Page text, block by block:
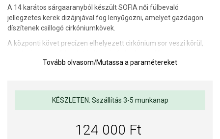
A 14 karátos sárgaaranyból készült SOFIA női fülbevaló
jellegzetes kerek dizájnjával fog lenyűgözni, amelyet gazdagon
díszítenek csillogó cirkóniumkövek.
A központi követ precízen elhelyezett cirkónium sor veszi körül,
kölcsönöznek az ékszernek. A kifinomult részletek és a sima
és különleges pillanatokra.
Fülbevaló méretei: 7 x 7 mm.
Tovább olvasom/Mutassa a paramétereket
KÉSZLETEN: Sszállítás 3-5 munkanap
124 000 Ft